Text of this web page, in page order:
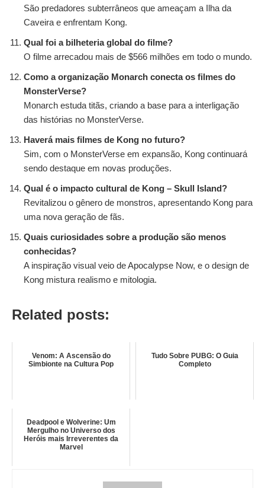
São predadores subterrâneos que ameaçam a Ilha da
Caveira e enfrentam Kong.
Qual foi a bilheteria global do filme?
O filme arrecadou mais de $566 milhões em todo o mundo.
Como a organização Monarch conecta os filmes do
MonsterVerse?
Monarch estuda titãs, criando a base para a interligação
das histórias no MonsterVerse.
Haverá mais filmes de Kong no futuro?
Sim, com o MonsterVerse em expansão, Kong continuará
sendo destaque em novas produções.
Qual é o impacto cultural de Kong – Skull Island?
Revitalizou o gênero de monstros, apresentando Kong para
uma nova geração de fãs.
Quais curiosidades sobre a produção são menos
conhecidas?
A inspiração visual veio de Apocalypse Now, e o design de
Kong mistura realismo e mitologia.
Related posts:
Venom: A Ascensão do
Simbionte na Cultura Pop
Tudo Sobre PUBG: O Guia
Completo
Deadpool e Wolverine: Um
Mergulho no Universo dos
Heróis mais Irreverentes da
Marvel